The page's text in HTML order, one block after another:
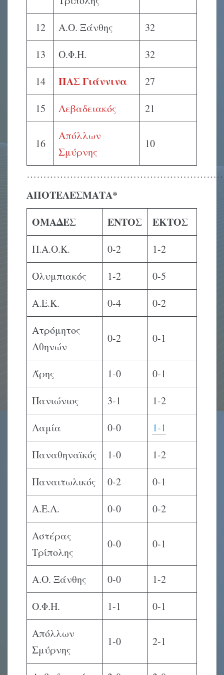
12 Α.Ο. Ξάνθης
32
13
Ο.Φ.Η.
32
14
ΠΑΣ Γιάννινα
27
15
Λεβαδειακός 21
16
Απόλλων
Σμύρνης
10
ΑΠΟΤΕΛΕΣΜΑΤΑ*
ΟΜΑΔΕΣ
ΕΝΤΟΣ ΕΚΤΟΣ
Π.Α.Ο.Κ. 0-2
1-2
Ολυμπιακός
1-2
0-5
Α.Ε.Κ.
0-4
0-2
Ατρόμητος
Αθηνών
0-2 0-1
Άρης 1-0
0-1
Πανιώνιος
3-1
1-2
Λαμία
0-0
1-1
Παναθηναϊκός
1-0
1-2
Παναιτωλικός
0-2
0-1
Α.Ε.Λ.
0-0
0-2
Αστέρας
Τρίπολης
0-0 0-1
Α.Ο. Ξάνθης 0-0
1-2
Ο.Φ.Η.
1-1
0-1
Απόλλων
Σμύρνης
1-0 2-1